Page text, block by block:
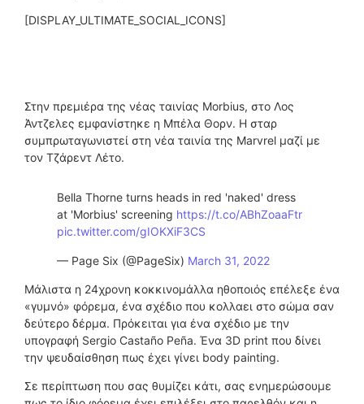
[DISPLAY_ULTIMATE_SOCIAL_ICONS]
Στην πρεμιέρα της νέας ταινίας Morbius, στο Λος
Άντζελες εμφανίστηκε η Μπέλα Θορν. Η σταρ
συμπρωταγωνιστεί στη νέα ταινία της Marvrel μαζί με
τον Τζάρεντ Λέτο.
Bella Thorne turns heads in red 'naked' dress
at 'Morbius' screening https://t.co/ABhZoaaFtr
pic.twitter.com/gIOKXiF3CS
— Page Six (@PageSix) March 31, 2022
Μάλιστα η 24χρονη κοκκινομάλλα ηθοποιός επέλεξε ένα
«γυμνό» φόρεμα, ένα σχέδιο που κολλαει στο σώμα σαν
δεύτερο δέρμα. Πρόκειται για ένα σχέδιο με την
υπογραφή Sergio Castaño Peña. Ένα 3D print που δίνει
την ψευδαίσθηση πως έχει γίνει body painting.
Σε περίπτωση που σας θυμίζει κάτι, σας ενημερώσουμε